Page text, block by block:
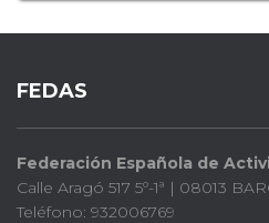
FEDAS
Federación Española de
Calle Aragó 517 5º-1ª | 08013
Teléfono: 932006769